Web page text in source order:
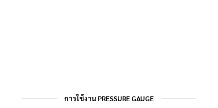
การใช้งาน PRESSURE GAUGE